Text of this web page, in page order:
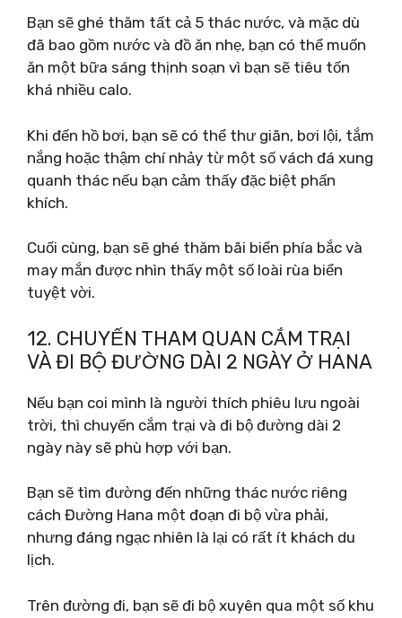
Bạn sẽ ghé thăm tất cả 5 thác nước, và mặc dù
đã bao gồm nước và đồ ăn nhẹ, bạn có thể muốn
ăn một bữa sáng thịnh soạn vì bạn sẽ tiêu tốn
khá nhiều calo.
Khi đến hồ bơi, bạn sẽ có thể thư giãn, bơi lội, tắm
nắng hoặc thậm chí nhảy từ một số vách đá xung
quanh thác nếu bạn cảm thấy đặc biệt phấn
khích.
Cuối cùng, bạn sẽ ghé thăm bãi biển phía bắc và
may mắn được nhìn thấy một số loài rùa biển
tuyệt vời.
12. CHUYẾN THAM QUAN CẮM TRẠI
VÀ ĐI BỘ ĐƯỜNG DÀI 2 NGÀY Ở HANA
Nếu bạn coi mình là người thích phiêu lưu ngoài
trời, thì chuyến cắm trại và đi bộ đường dài 2
ngày này sẽ phù hợp với bạn.
Bạn sẽ tìm đường đến những thác nước riêng
cách Đường Hana một đoạn đi bộ vừa phải,
nhưng đáng ngạc nhiên là lại có rất ít khách du
lịch.
Trên đường đi, bạn sẽ đi bộ xuyên qua một số khu